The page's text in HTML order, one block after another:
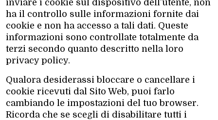
inviare i cookie sul dispositivo dell’utente, non
ha il controllo sulle informazioni fornite dai
cookie e non ha accesso a tali dati. Queste
informazioni sono controllate totalmente da
terzi secondo quanto descritto nella loro
privacy policy.
Qualora desiderassi bloccare o cancellare i
cookie ricevuti dal Sito Web, puoi farlo
cambiando le impostazioni del tuo browser.
Ricorda che se scegli di disabilitare tutti i